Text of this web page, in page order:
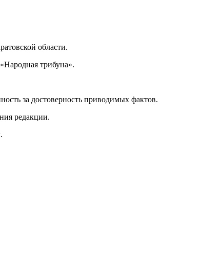
области.
трибуна».
за достоверность приводимых фактов.
редакции.